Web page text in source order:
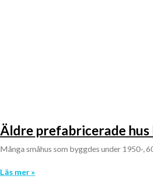
Äldre prefabricerade
Många småhus som byggdes under 1950-
Läs mer »